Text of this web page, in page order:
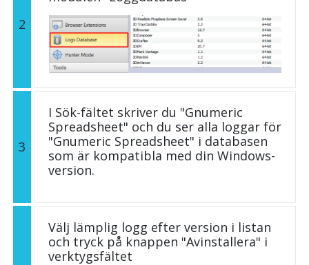
2
3
I Sök-fältet skriver du "Gnumeric
Spreadsheet" och du ser alla loggar för
"Gnumeric Spreadsheet" i databasen
som är kompatibla med din Windows-
version.
Välj lämplig logg efter version i listan
och tryck på knappen "Avinstallera" i
verktygsfältet